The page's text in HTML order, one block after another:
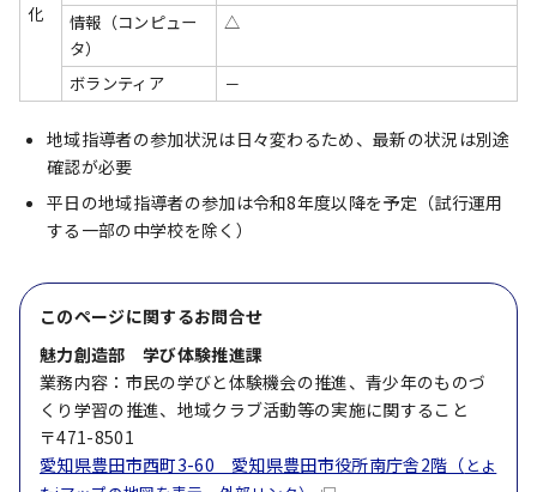
化
情報（コンピュー
タ）
△
ボランティア －
地域指導者の参加状況は日々変わるため、最新の状況は別途
確認が必要
平日の地域指導者の参加は令和8年度以降を予定（試行運用
する一部の中学校を除く）
このページに関するお問合せ
魅力創造部 学び体験推進課
業務内容：市民の学びと体験機会の推進、青少年のものづ
くり学習の推進、地域クラブ活動等の実施に関すること
〒471-8501
愛知県豊田市西町3-60 愛知県豊田市役所南庁舎2階（ とよ